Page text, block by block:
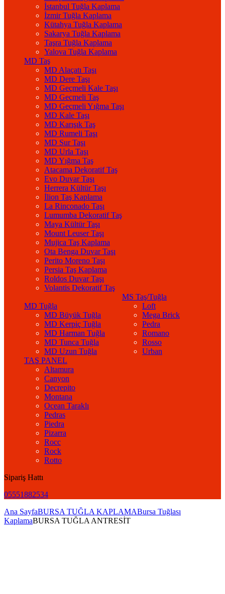
İstanbul Tuğla Kaplama
İzmir Tuğla Kaplama
Kütahya Tuğla Kaplama
Sakarya Tuğla Kaplama
Taşra Tuğla Kaplama
Yalova Tuğla Kaplama
MD Taş
MD Alaçatı Taşı
MD Dere Taşı
MD Geçmeli Kale Taşı
MD Geçmeli Taş
MD Geçmeli Yığma Taşı
MD Kale Taşı
MD Karışık Taş
MD Rumeli Taşı
MD Sur Taşı
MD Urla Taşı
MD Yığma Taş
Atacama Dekoratif Taş
Evo Duvar Taşı
Herrera Kültür Taşı
İlion Taş Kaplama
La Rinconado Taşı
Lumumba Dekoratif Taş
Maya Kültür Taşı
Mount Leuser Taşı
Mujica Taş Kaplama
Ota Benga Duvar Taşı
Perito Moreno Taşı
Persia Taş Kaplama
Roldos Duvar Taşı
Volantis Dekoratif Taş
MD Tuğla
MD Büyük Tuğla
MD Kerpiç Tuğla
MD Harman Tuğla
MD Tunca Tuğla
MD Uzun Tuğla
MS Taş/Tuğla
Loft
Mega Brick
Pedra
Romano
Rosso
Urban
TAŞ PANEL
Altamura
Canyon
Decrepito
Montana
Ocean Taraklı
Pedras
Piedra
Pizarra
Rocc
Rock
Rotto
Sipariş Hattı
05551882534
Ana SayfaBURSA TUĞLA KAPLAMABursa Tuğlası
KaplamaBURSA TUĞLA ANTRESİT